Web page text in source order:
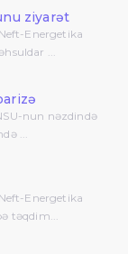
ziyarət
Energetika
...
nun nəzdində
...
Energetika
təqdim...